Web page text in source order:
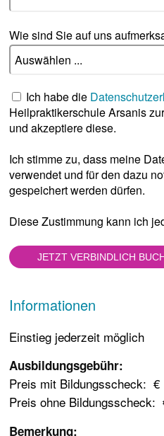
Wie sind Sie auf uns
Ich habe die
Heilpraktikerschule Arsanis
und akzeptiere diese.
Ich stimme zu, dass meine
verwendet und für den dazu
gespeichert werden dürfen.
Diese Zustimmung kann ich
Informationen
Einstieg jederzeit möglich
Ausbildungsgebühr:
Preis mit Bildungsscheck: €
Preis ohne Bildungsscheck:
Bemerkung: